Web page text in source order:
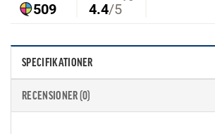
SPECIFIKATIONER
RECENSIONER (0)